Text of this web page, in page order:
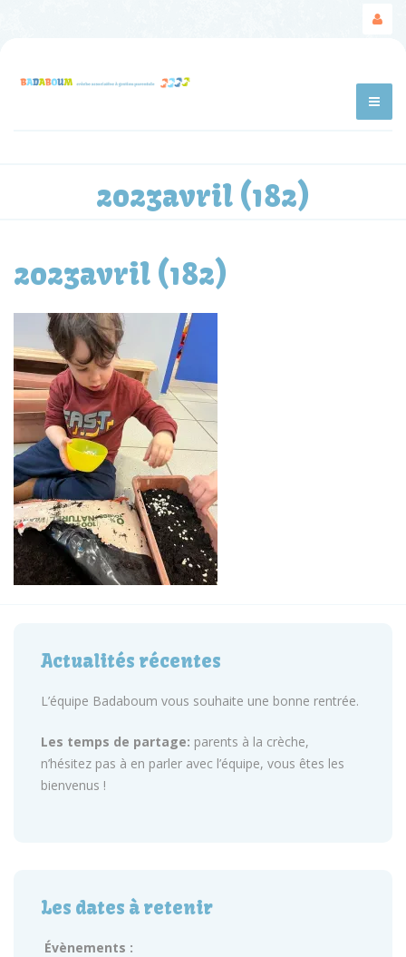
2023avril (182)
2023avril (182)
Actualités récentes
L’équipe Badaboum vous souhaite une bonne rentrée.
Les temps de partage: parents à la crèche,
n’hésitez pas à en parler avec l’équipe, vous êtes les
bienvenus !
Les dates à retenir
Évènements :